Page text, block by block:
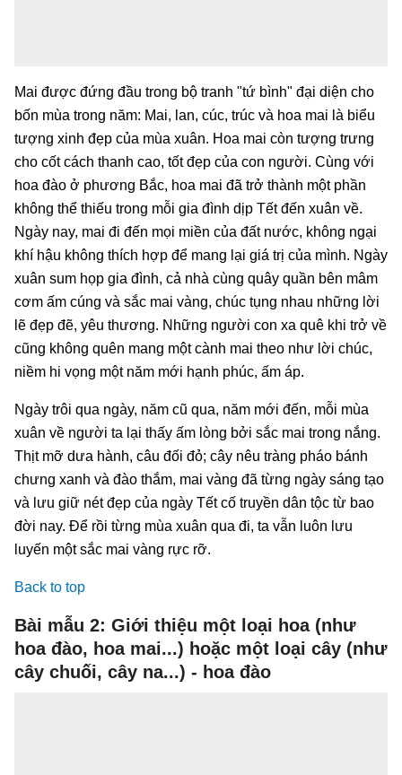
Mai được đứng đầu trong bộ tranh "tứ bình" đại diện cho
bốn mùa trong năm: Mai, lan, cúc, trúc và hoa mai là biểu
tượng xinh đẹp của mùa xuân. Hoa mai còn tượng trưng
cho cốt cách thanh cao, tốt đẹp của con người. Cùng với
hoa đào ở phương Bắc, hoa mai đã trở thành một phần
không thể thiếu trong mỗi gia đình dịp Tết đến xuân về.
Ngày nay, mai đi đến mọi miền của đất nước, không ngại
khí hậu không thích hợp để mang lại giá trị của mình. Ngày
xuân sum họp gia đình, cả nhà cùng quây quần bên mâm
cơm ấm cúng và sắc mai vàng, chúc tụng nhau những lời
lẽ đẹp đẽ, yêu thương. Những người con xa quê khi trở về
cũng không quên mang một cành mai theo như lời chúc,
niềm hi vọng một năm mới hạnh phúc, ấm áp.
Ngày trôi qua ngày, năm cũ qua, năm mới đến, mỗi mùa
xuân về người ta lại thấy ấm lòng bởi sắc mai trong nắng.
Thịt mỡ dưa hành, câu đối đỏ; cây nêu tràng pháo bánh
chưng xanh và đào thắm, mai vàng đã từng ngày sáng tạo
và lưu giữ nét đẹp của ngày Tết cố truyền dân tộc từ bao
đời nay. Để rồi từng mùa xuân qua đi, ta vẫn luôn lưu
luyến một sắc mai vàng rực rỡ.
Back to top
Bài mẫu 2: Giới thiệu một loại hoa (như
hoa đào, hoa mai...) hoặc một loại cây (như
cây chuối, cây na...) - hoa đào